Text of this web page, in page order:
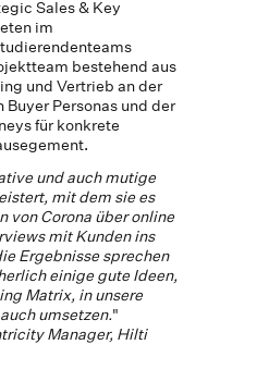
Sales & Key
im
bestehend aus
und Vertrieb an der
Personas und der
für konkrete
und auch mutige
mit dem sie es
von Corona über online
mit Kunden ins
Ergebnisse sprechen
einige gute Ideen,
Matrix, in unsere
umsetzen."
Manager, Hilti